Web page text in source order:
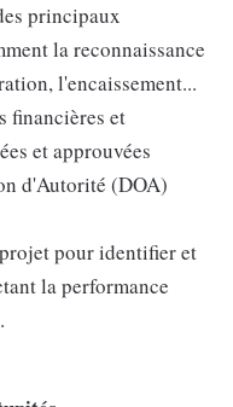
principaux
la reconnaissance
l'encaissement...
financières et
et approuvées
d'Autorité (DOA)
pour identifier et
la performance